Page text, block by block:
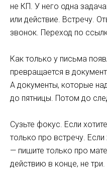
не КП. У него одна
или действие. Встречу.
звонок. Переход по
Как только у письма
превращается в
А документы, которые
до пятницы. Потом до
Сузьте фокус. Если
только про встречу.
— пишите только про
действию в конце, не три.